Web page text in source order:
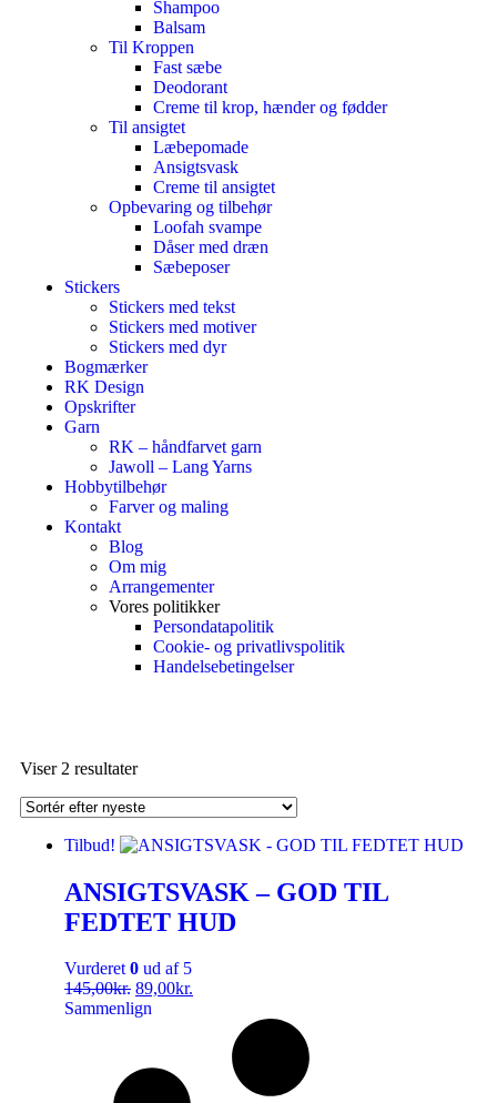
Shampoo
Balsam
Til Kroppen
Fast sæbe
Deodorant
Creme til krop, hænder og fødder
Til ansigtet
Læbepomade
Ansigtsvask
Creme til ansigtet
Opbevaring og tilbehør
Loofah svampe
Dåser med dræn
Sæbeposer
Stickers
Stickers med tekst
Stickers med motiver
Stickers med dyr
Bogmærker
RK Design
Opskrifter
Garn
RK – håndfarvet garn
Jawoll – Lang Yarns
Hobbytilbehør
Farver og maling
Kontakt
Blog
Om mig
Arrangementer
Vores politikker
Persondatapolitik
Cookie- og privatlivspolitik
Handelsebetingelser
Viser 2 resultater
Tilbud!
ANSIGTSVASK – GOD TIL
FEDTET HUD
Vurderet0 ud af 5
145,00kr. 89,00kr.
Sammenlign